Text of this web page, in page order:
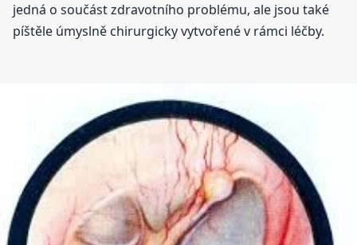
jedná o součást zdravotního problému, ale jsou také
píštěle úmyslně chirurgicky vytvořené v rámci léčby.